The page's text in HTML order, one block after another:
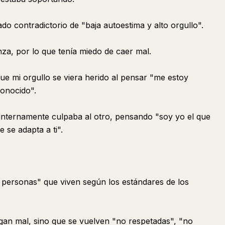
contradictorio de "baja autoestima y alto orgullo".
por lo que tenía miedo de caer mal.
mi orgullo se viera herido al pensar "me estoy
culpaba al otro, pensando "soy yo el que
se adapta a ti".
que viven según los estándares de los
mal, sino que se vuelven "no respetadas", "no